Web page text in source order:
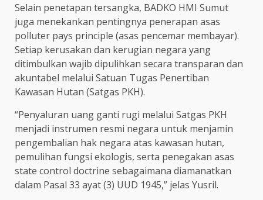
Selain penetapan tersangka, BADKO HMI Sumut
juga menekankan pentingnya penerapan asas
polluter pays principle (asas pencemar membayar).
Setiap kerusakan dan kerugian negara yang
ditimbulkan wajib dipulihkan secara transparan dan
akuntabel melalui Satuan Tugas Penertiban
Kawasan Hutan (Satgas PKH).
“Penyaluran uang ganti rugi melalui Satgas PKH
menjadi instrumen resmi negara untuk menjamin
pengembalian hak negara atas kawasan hutan,
pemulihan fungsi ekologis, serta penegakan asas
state control doctrine sebagaimana diamanatkan
dalam Pasal 33 ayat (3) UUD 1945,” jelas Yusril.